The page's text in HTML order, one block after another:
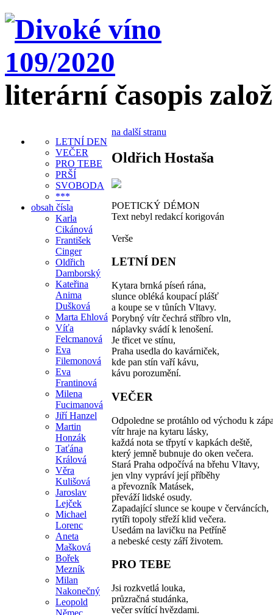
literární časopis
LETNÍ DEN
VEČER
PRO TEBE
PRŠÍ
SVOBODA
***
obsah čísla
Karla
Cikánová
František
Cinger
Oldřich
Damborský
Kateřina
Anima
Dušková
Marta Ehlová
Víťa
Felcmanová
Eva
Filemonová
Eva
Frantinová
Milena
Fucimanová
Jiří Hanzel
Martin
Honzák
Taťána
Králová
Věra
Kulišová
Jaroslav
Lejček
Michael
Lorenc
Aneta
Mašková
Bořek
Mezník
Milan
Nakonečný
Leopold
Němec
na další stranu
Oldřich Hostaša
POETICKÝ DÉMON
Text nebyl redakcí korigován
Verše
LETNÍ DEN
Kytara brnká píseń rána,
slunce obléká koupací plášť
a koupe se v tůních Vltavy.
Porybný vítr čechrá stříbro vln,
náplavky svádí k lenošení.
Je třicet ve stínu,
Praha usedla do kavárniček,
kde pan stín vaří kávu,
kávu porozumění.
VEČER
Odpoledne se protáhlo od východu k
vítr hraje na kytaru lásky,
každá nota se třpytí v kapkách deště,
který jemně bubnuje do oken večera.
Stará Praha odpočívá na břehu Vltavy,
jen vlny vypráví její příběhy
a převozník Matásek,
převáží lidské osudy.
Zapadající slunce se koupe v červáncích,
rytíři topoly střeží klid večera.
Usedám na lavičku na Petříně
a nebeské cesty září životem.
PRO TEBE
Jsi rozkvetlá louka,
průzračná studánka,
večer svítící hvězdami.